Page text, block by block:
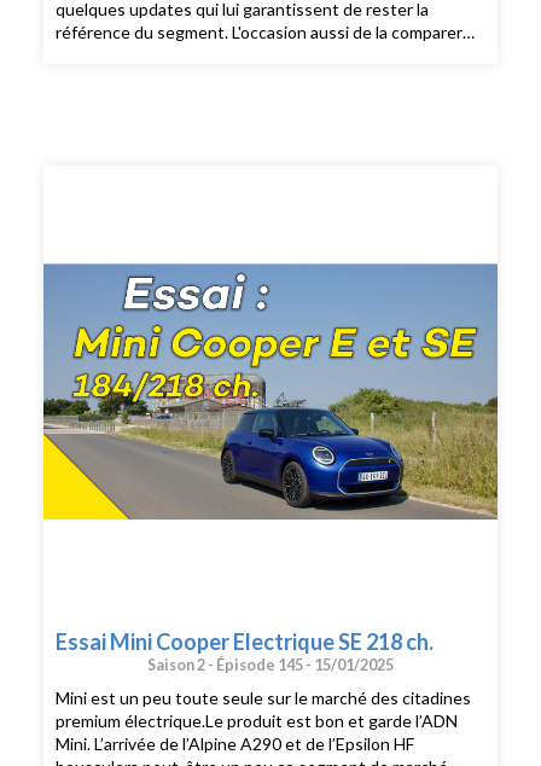
quelques updates qui lui garantissent de rester la
référence du segment. L'occasion aussi de la comparer
Essai Mini Cooper Electrique SE 218 ch.
Saison 2 - Épisode 145 - 15/01/2025
Mini est un peu toute seule sur le marché des citadines
premium électrique.Le produit est bon et garde l’ADN
Mini. L’arrivée de l’Alpine A290 et de l’Epsilon HF